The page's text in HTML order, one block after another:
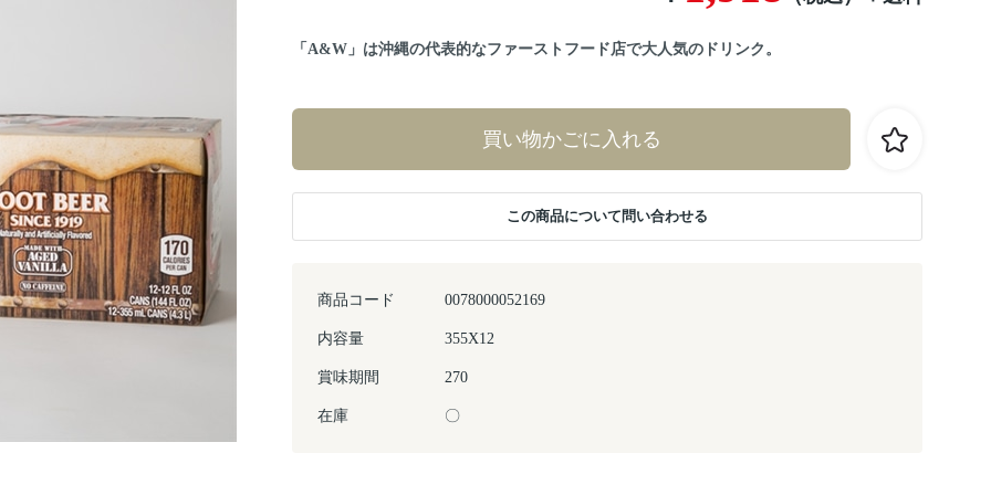
「A&W」は沖縄の代表的なファーストフード店で大人気のドリンク。
商品コード 0078000052169
内容量 355X12
賞味期間 270
在庫 〇
買い物かごに入れる
この商品について問い合わせる